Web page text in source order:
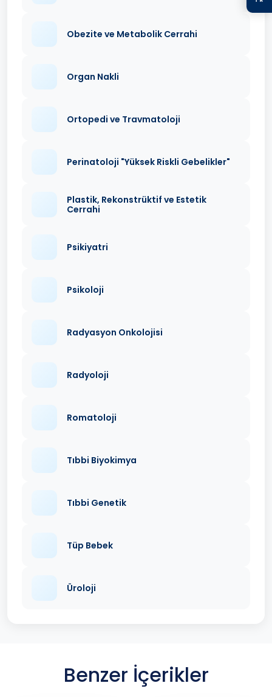
Obezite ve Metabolik Cerrahi
Organ Nakli
Ortopedi ve Travmatoloji
Perinatoloji "Yüksek Riskli Gebelikler"
Plastik, Rekonstrüktif ve Estetik
Cerrahi
Psikiyatri
Psikoloji
Radyasyon Onkolojisi
Radyoloji
Romatoloji
Tıbbi Biyokimya
Tıbbi Genetik
Tüp Bebek
Üroloji
Benzer İçerikler